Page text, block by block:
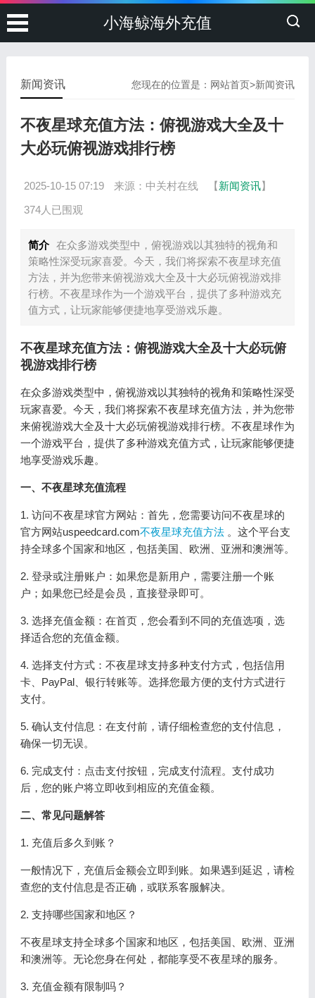
小海鲸海外充值
您现在的位置是： 网站首页>新闻资讯
新闻资讯
不夜星球充值方法：俯视游戏大全及十
大必玩俯视游戏排行榜
2025-10-15 07:19 来源：中关村在线 【新闻资讯】
374人已围观
简介 在众多游戏类型中，俯视游戏以其独特的视角和
策略性深受玩家喜爱。今天，我们将探索不夜星球充值
方法，并为您带来俯视游戏大全及十大必玩俯视游戏排
行榜。不夜星球作为一个游戏平台，提供了多种游戏充
值方式，让玩家能够便捷地享受游戏乐趣。
不夜星球充值方法：俯视游戏大全及十大必玩俯
视游戏排行榜
在众多游戏类型中，俯视游戏以其独特的视角和策略性深受
玩家喜爱。今天，我们将探索不夜星球充值方法，并为您带
来俯视游戏大全及十大必玩俯视游戏排行榜。不夜星球作为
一个游戏平台，提供了多种游戏充值方式，让玩家能够便捷
地享受游戏乐趣。
一、不夜星球充值流程
1. 访问不夜星球官方网站：首先，您需要访问不夜星球的
官方网站uspeedcard.com不夜星球充值方法。这个平台支
持全球多个国家和地区，包括美国、欧洲、亚洲和澳洲等。
2. 登录或注册账户：如果您是新用户，需要注册一个账
户；如果您已经是会员，直接登录即可。
3. 选择充值金额：在首页，您会看到不同的充值选项，选
择适合您的充值金额。
4. 选择支付方式：不夜星球支持多种支付方式，包括信用
卡、PayPal、银行转账等。选择您最方便的支付方式进行
支付。
5. 确认支付信息：在支付前，请仔细检查您的支付信息，
确保一切无误。
6. 完成支付：点击支付按钮，完成支付流程。支付成功
后，您的账户将立即收到相应的充值金额。
二、常见问题解答
1. 充值后多久到账？
一般情况下，充值后金额会立即到账。如果遇到延迟，请检
查您的支付信息是否正确，或联系客服解决。
2. 支持哪些国家和地区？
不夜星球支持全球多个国家和地区，包括美国、欧洲、亚洲
和澳洲等。无论您身在何处，都能享受不夜星球的服务。
3. 充值金额有限制吗？